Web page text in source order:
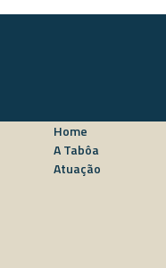
Home
A Tabôa
Atuação